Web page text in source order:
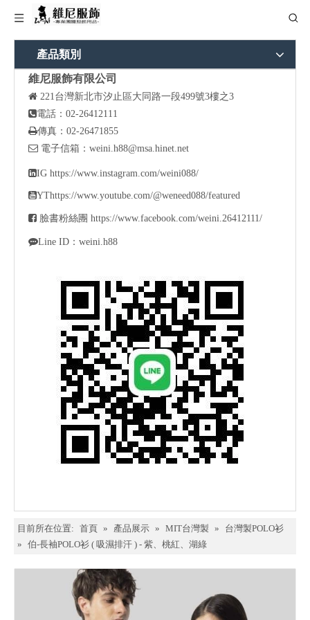
產品類別
維尼服飾有限公司
 221台灣新北市汐止區大同路一段499號3樓之3
電話：02-26412111
傳真：02-26471855
 電子信箱： weini.h88@msa.hinet.net
IG https://www.instagram.com/weini088/
YThttps://www.youtube.com/@weneed088/featured
 臉書粉絲團 https://www.facebook.com/weini.26412111/
Line ID：weini.h88
目前所在位置: 首頁 » 產品展示 » MIT台灣製 »
台灣製POLO衫
» 伯-長袖POLO衫 ( 吸濕排汗 ) - 紫、桃紅、湖綠